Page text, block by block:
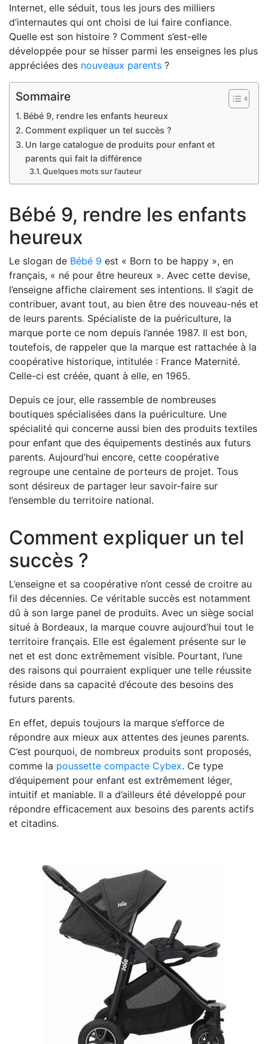
Internet, elle séduit, tous les jours des milliers
d’internautes qui ont choisi de lui faire confiance.
Quelle est son histoire ? Comment s’est-elle
développée pour se hisser parmi les enseignes les plus
appréciées des nouveaux parents ?
Sommaire
Bébé 9, rendre les enfants heureux
Comment expliquer un tel succès ?
Un large catalogue de produits pour enfant et
parents qui fait la différence
Quelques mots sur l’auteur
Bébé 9, rendre les enfants
heureux
Le slogan de Bébé 9 est « Born to be happy », en
français, « né pour être heureux ». Avec cette devise,
l’enseigne affiche clairement ses intentions. Il s’agit de
contribuer, avant tout, au bien être des nouveau-nés et
de leurs parents. Spécialiste de la puériculture, la
marque porte ce nom depuis l’année 1987. Il est bon,
toutefois, de rappeler que la marque est rattachée à la
coopérative historique, intitulée : France Maternité.
Celle-ci est créée, quant à elle, en 1965.
Depuis ce jour, elle rassemble de nombreuses
boutiques spécialisées dans la puériculture. Une
spécialité qui concerne aussi bien des produits textiles
pour enfant que des équipements destinés aux futurs
parents. Aujourd’hui encore, cette coopérative
regroupe une centaine de porteurs de projet. Tous
sont désireux de partager leur savoir-faire sur
l’ensemble du territoire national.
Comment expliquer un tel
succès ?
L’enseigne et sa coopérative n’ont cessé de croitre au
fil des décennies. Ce véritable succès est notamment
dû à son large panel de produits. Avec un siège social
situé à Bordeaux, la marque couvre aujourd’hui tout le
territoire français. Elle est également présente sur le
net et est donc extrêmement visible. Pourtant, l’une
des raisons qui pourraient expliquer une telle réussite
réside dans sa capacité d’écoute des besoins des
futurs parents.
En effet, depuis toujours la marque s’efforce de
répondre aux mieux aux attentes des jeunes parents.
C’est pourquoi, de nombreux produits sont proposés,
comme la poussette compacte Cybex. Ce type
d’équipement pour enfant est extrêmement léger,
intuitif et maniable. Il a d’ailleurs été développé pour
répondre efficacement aux besoins des parents actifs
et citadins.